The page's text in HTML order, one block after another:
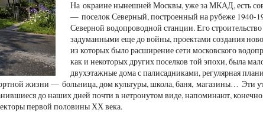
На окраине нынешней Москвы, уже за МКАД, есть
— поселок Северный, построенный на рубеже 1940-
Северной водопроводной станции. Его
задуманными еще до войны, проектами создания
из которых было расширение сети московского
как и некоторых других поселков той эпохи, была
двухэтажные дома с палисадниками, регулярная
жизни — больница, дом культуры, школа, баня, магазины… Эти
до наших дней почти в нетронутом виде, напоминают,
первой половины ХХ века.